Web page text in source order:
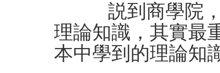
説到商學院，
理論知識，其實最
本中學到的理論知